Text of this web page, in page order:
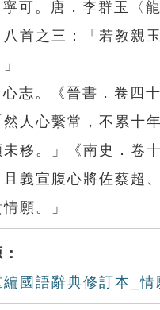
可。唐．李群玉〈
八首之三：「若教親
志。《晉書．卷四
人心繫常，不累十
移。」《南史．卷
義宣腹心將佐蔡超
願。」
國語辭典修訂本_情